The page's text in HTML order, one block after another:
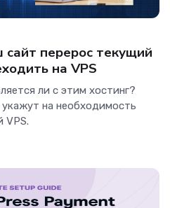
сайт перерос текущий
на VPS
ли с этим хостинг?
на необходимость
VPS.